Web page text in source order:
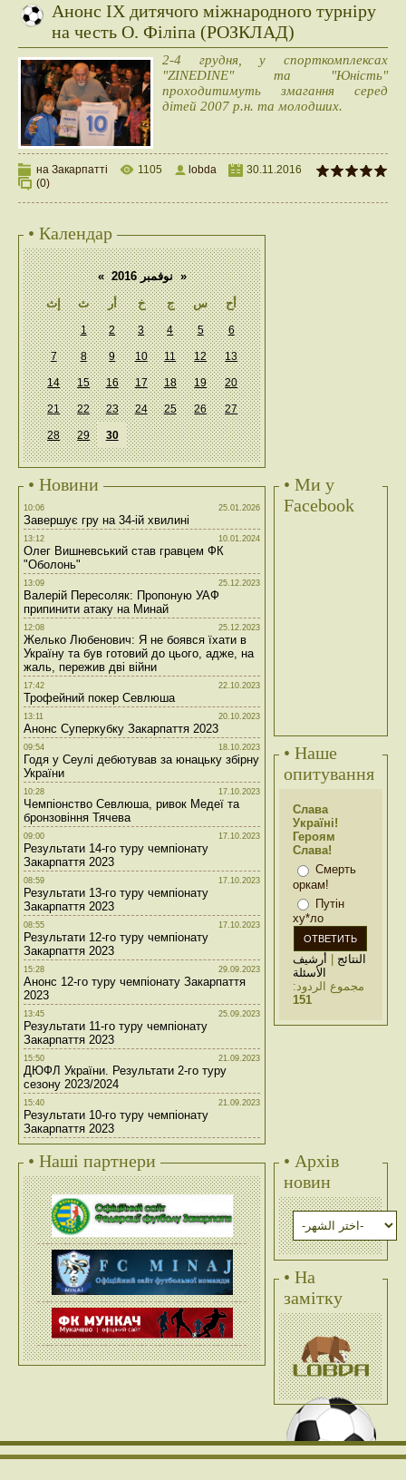
Анонс IX дитячого міжнародного турніру
на честь О. Філіпа (РОЗКЛАД)
2-4 грудня, у спорткомплексах
"ZINEDINE" та "Юність"
проходитимуть змагання серед
дітей 2007 р.н. та молодших.
на Закарпатті 1105 lobda
30.11.2016
(0)
• Календар
« نوفمبر 2016 »
إث
ث أر خ ج س أح
1 2 3 4 5 6
7 8 9 10 11 12 13
14 15 16 17 18 19 20
21 22 23 24 25 26 27
28 29 30
• Новини
10:06 25.01.2026
Завершує гру на 34-ій хвилині
13:12 10.01.2024
Олег Вишневський став гравцем ФК
"Оболонь"
13:09 25.12.2023
Валерій Пересоляк: Пропоную УАФ
припинити атаку на Минай
12:08 25.12.2023
Желько Любенович: Я не боявся їхати в
Україну та був готовий до цього, адже, на
жаль, пережив дві війни
17:42 22.10.2023
Трофейний покер Севлюша
13:11 20.10.2023
Анонс Суперкубку Закарпаття 2023
09:54 18.10.2023
Годя у Сеулі дебютував за юнацьку збірну
України
10:28 17.10.2023
Чемпіонство Севлюша, ривок Медеї та
бронзовіння Тячева
09:00 17.10.2023
Результати 14-го туру чемпіонату
Закарпаття 2023
08:59 17.10.2023
Результати 13-го туру чемпіонату
Закарпаття 2023
08:55 17.10.2023
Результати 12-го туру чемпіонату
Закарпаття 2023
15:28 29.09.2023
Анонс 12-го туру чемпіонату Закарпаття
2023
13:45 25.09.2023
Результати 11-го туру чемпіонату
Закарпаття 2023
15:50 21.09.2023
ДЮФЛ України. Результати 2-го туру
сезону 2023/2024
15:40 21.09.2023
Результати 10-го туру чемпіонату
Закарпаття 2023
• Ми у
Facebook
• Наше
опитування
Слава
Україні!
Героям
Слава!
Смерть
оркам!
Путін
ху*ло
النتائج | أرشيف
الأسئلة
مجموع الردود:
151
• Наші партнери
• Архів
новин
• На
замітку